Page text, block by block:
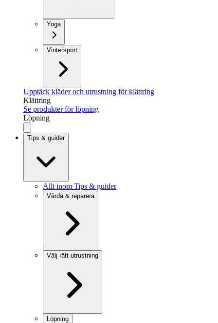
Yoga
Vintersport
Upptäck kläder och utrustning för klättring
Klättring
Se produkter för löpning
Löpning
Tips & guider
Allt inom Tips & guider
Vårda & reparera
Välj rätt utrustning
Löpning